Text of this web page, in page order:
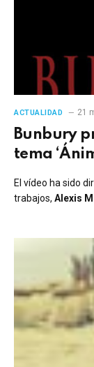
ACTUALIDAD 21
Bunbury
tema
El vídeo ha sido
trabajos, Alexis